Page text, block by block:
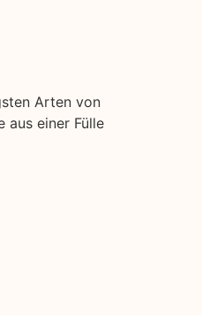
Arten von
aus einer Fülle